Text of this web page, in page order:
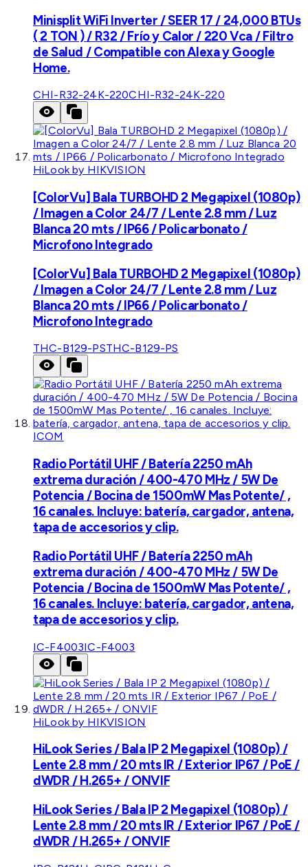
Minisplit WiFi Inverter / SEER 17 / 24,000 BTUs
( 2 TON ) / R32 / Frío y Calor / 220 Vca / Filtro
de Salud / Compatible con Alexa y Google
Home.
CHI-R32-24K-220CHI-R32-24K-220
HiLook by HIKVISION
[ColorVu] Bala TURBOHD 2 Megapixel (1080p)
/ Imagen a Color 24/7 / Lente 2.8 mm / Luz
Blanca 20 mts / IP66 / Policarbonato /
Microfono Integrado
[ColorVu] Bala TURBOHD 2 Megapixel (1080p)
/ Imagen a Color 24/7 / Lente 2.8 mm / Luz
Blanca 20 mts / IP66 / Policarbonato /
Microfono Integrado
THC-B129-PSTHC-B129-PS
ICOM
Radio Portátil UHF / Batería 2250 mAh
extrema duración / 400-470 MHz / 5W De
Potencia / Bocina de 1500mW Mas Potente/ ,
16 canales. Incluye: batería, cargador, antena,
tapa de accesorios y clip.
Radio Portátil UHF / Batería 2250 mAh
extrema duración / 400-470 MHz / 5W De
Potencia / Bocina de 1500mW Mas Potente/ ,
16 canales. Incluye: batería, cargador, antena,
tapa de accesorios y clip.
IC-F4003IC-F4003
HiLook by HIKVISION
HiLook Series / Bala IP 2 Megapixel (1080p) /
Lente 2.8 mm / 20 mts IR / Exterior IP67 / PoE /
dWDR / H.265+ / ONVIF
HiLook Series / Bala IP 2 Megapixel (1080p) /
Lente 2.8 mm / 20 mts IR / Exterior IP67 / PoE /
dWDR / H.265+ / ONVIF